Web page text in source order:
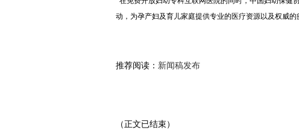
动，为孕产妇及育儿家庭提供专业的医疗资源以及权威的
推荐阅读： 新闻稿发布
（正文已结束）